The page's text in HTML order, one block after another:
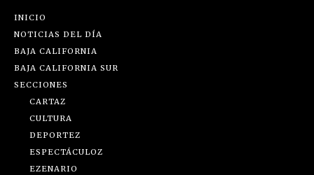
INICIO
NOTICIAS DEL DÍA
BAJA CALIFORNIA
BAJA CALIFORNIA SUR
SECCIONES
CARTAZ
CULTURA
DEPORTEZ
ESPECTÁCULOZ
EZENARIO